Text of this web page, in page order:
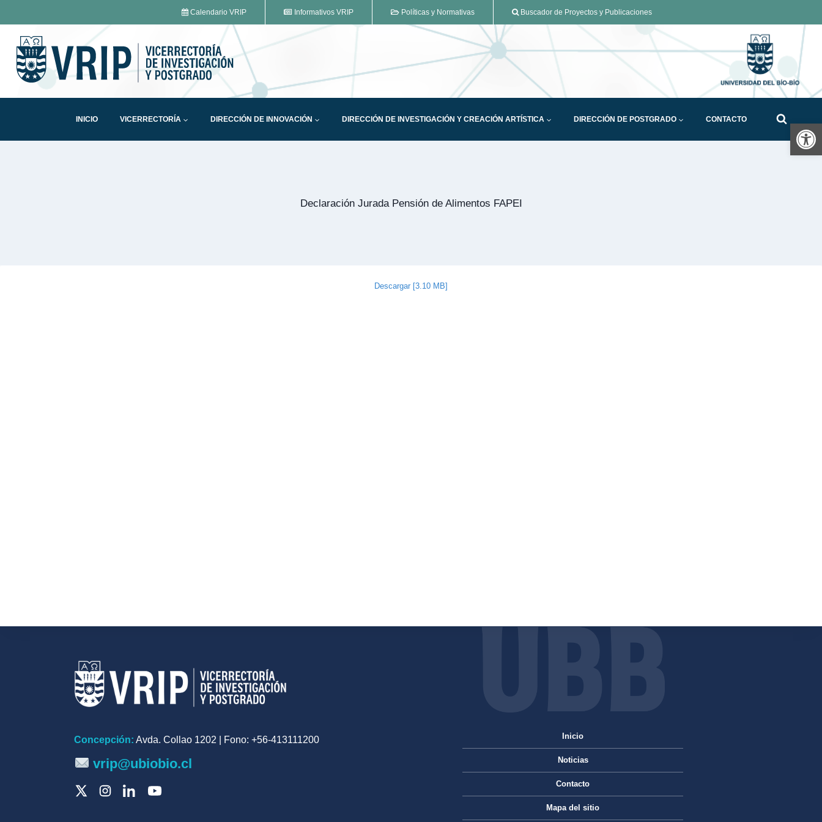
Calendario VRIP Informativos VRIP Políticas y Normativas Buscador de Proyectos y Publicaciones
INICIO VICERRECTORÍA DIRECCIÓN DE INNOVACIÓN DIRECCIÓN DE INVESTIGACIÓN Y CREACIÓN ARTÍSTICA DIRECCIÓN DE POSTGRADO CONTACTO
Declaración Jurada Pensión de Alimentos FAPEI
Descargar [3.10 MB]
Concepción: Avda. Collao 1202 | Fono: +56-413111200
vrip@ubiobio.cl
Inicio
Noticias
Contacto
Mapa del sitio